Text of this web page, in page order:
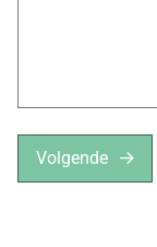
Volgende